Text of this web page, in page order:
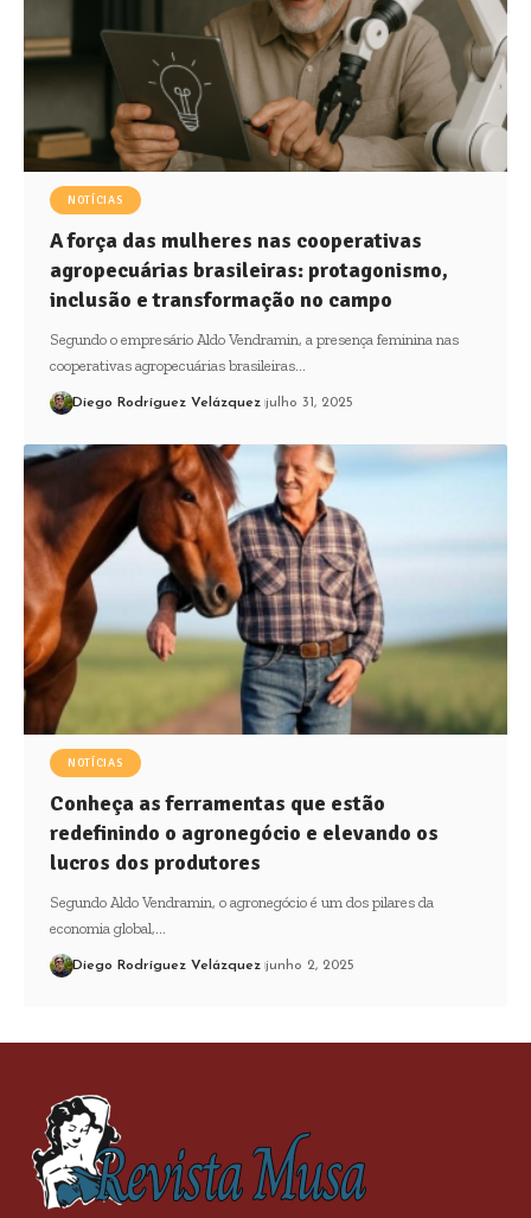
NOTÍCIAS
A força das mulheres nas cooperativas
agropecuárias brasileiras: protagonismo,
inclusão e transformação no campo
Segundo o empresário Aldo Vendramin, a presença feminina nas
cooperativas agropecuárias brasileiras…
Diego Rodríguez Velázquez julho 31, 2025
NOTÍCIAS
Conheça as ferramentas que estão
redefinindo o agronegócio e elevando os
lucros dos produtores
Segundo Aldo Vendramin, o agronegócio é um dos pilares da
economia global,…
Diego Rodríguez Velázquez junho 2, 2025